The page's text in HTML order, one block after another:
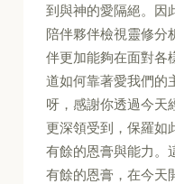
到與神的愛隔絕。因
陪伴夥伴檢視靈修分
伴更加能夠在面對各
道如何靠著愛我們的
呀，感謝你透過今天
更深領受到，保羅如
有餘的恩膏與能力。
有餘的恩膏，在今天